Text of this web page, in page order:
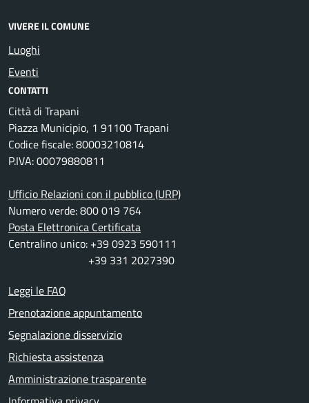
VIVERE IL COMUNE
Luoghi
Eventi
CONTATTI
Città di Trapani
Piazza Municipio, 1 91100 Trapani
Codice fiscale: 80003210814
P.IVA: 00079880811
Ufficio Relazioni con il pubblico (URP)
Numero verde: 800 019 764
Posta Elettronica Certificata
Centralino unico: +39 0923 590111
+39 331 2027390
Leggi le FAQ
Prenotazione appuntamento
Segnalazione disservizio
Richiesta assistenza
Amministrazione trasparente